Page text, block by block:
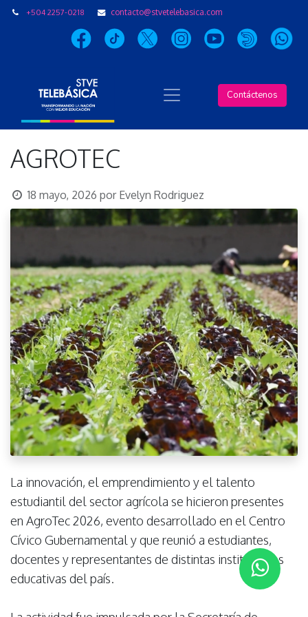
+504 2257-0218 contacto@stvetelebasica.com
Contáctenos
AGROTEC
18 mayo, 2026 por Evelyn Rodriguez
La innovación, el emprendimiento y el talento
estudiantil del sector agrícola se hicieron presentes
en AgroTec 2026, evento desarrollado en el Centro
Cívico Gubernamental y que reunió a estudiantes,
docentes y representantes de distintas instituciones
educativas del país.